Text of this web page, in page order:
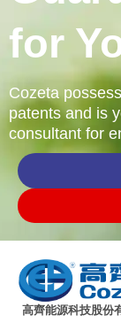
for
Cozeta
patents and is
consultant for
高齊能源科技股份